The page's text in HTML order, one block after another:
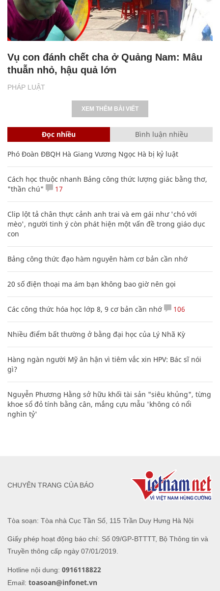
PHÁP LUẬT
Vụ con đánh chết cha ở Quảng Nam: Mâu
thuẫn nhỏ, hậu quả lớn
XEM THÊM BÀI VIẾT
Đọc nhiều Bình luận nhiều
Phó Đoàn ĐBQH Hà Giang Vương Ngọc Hà bị kỷ luật
Cách học thuộc nhanh Bảng công thức lượng giác bằng thơ,
"thần chú"
17
Clip lột tả chân thực cảnh anh trai và em gái như 'chó với
mèo', người tinh ý còn phát hiện một vấn đề trong giáo dục
con
Bảng công thức đạo hàm nguyên hàm cơ bản cần nhớ
20 số điện thoại ma ám bạn không bao giờ nên gọi
Các công thức hóa học lớp 8, 9 cơ bản cần nhớ 106
Nhiều điểm bất thường ở bằng đại học của Lý Nhã Kỳ
Hàng ngàn người Mỹ ân hận vì tiêm vắc xin HPV: Bác sĩ nói
gì?
Nguyễn Phương Hằng sở hữu khối tài sản "siêu khủng", từng
khoe sổ đỏ tính bằng cân, mắng cựu mẫu 'không có nổi
nghìn tỷ'
Tòa soạn: Tòa nhà Cục Tần Số, 115 Trần Duy Hưng Hà Nội
Giấy phép hoạt động báo chí: Số 09/GP-BTTTT, Bộ Thông tin và
Truyền thông cấp ngày 07/01/2019.
Hotline nội dung: 0916118822
Email: toasoan@infonet.vn
CHUYÊN TRANG CỦA BÁO